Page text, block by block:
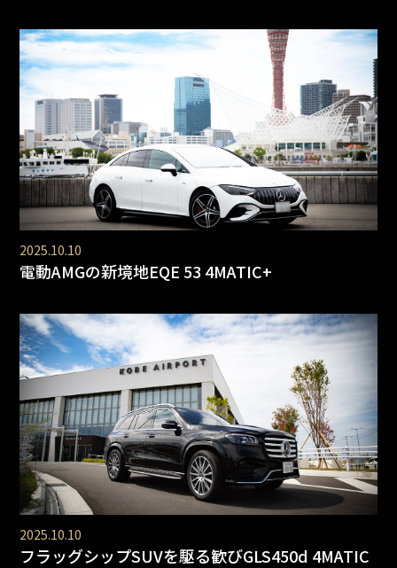
2025.10.10
電動AMGの新境地EQE 53 4MATIC+
2025.10.10
フラッグシップSUVを駆る歓びGLS450d 4MATIC